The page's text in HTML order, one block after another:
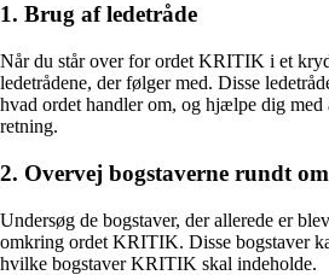
1. Brug af ledetråde
Når du står over for ordet KRITIK i et
ledetrådene, der følger med. Disse
hvad ordet handler om, og hjælpe dig
retning.
2. Overvej bogstaverne rundt
Undersøg de bogstaver, der allerede er
omkring ordet KRITIK. Disse bogstaver
hvilke bogstaver KRITIK skal indeholde.